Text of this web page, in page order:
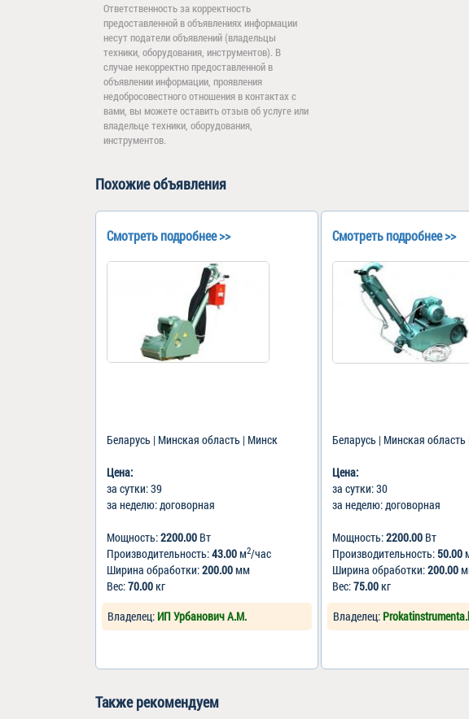
Ответственность за корректность
предоставленной в объявлениях информации
несут податели объявлений (владельцы
техники, оборудования, инструментов). В
случае некорректно предоставленной в
объявлении информации, проявления
недобросовестного отношения в контактах с
вами, вы можете оставить отзыв об услуге или
владельце техники, оборудования,
инструментов.
Похожие объявления
Смотреть подробнее >>
Беларусь | Минская область | Минск
Цена:
за сутки: 39
за неделю: договорная
Мощность:2200.00 Вт
Производительность:43.00м2/час
Ширина обработки:200.00мм
Вес:70.00кг
Владелец: ИП Урбанович А.М.
Смотреть подробнее >>
Беларусь | Минская
Цена:
за сутки: 30
за неделю: договорная
Мощность:2200.00 Вт
Производительность: 50.00
Ширина обработки:200.00
Вес:75.00кг
Владелец:
Также рекомендуем